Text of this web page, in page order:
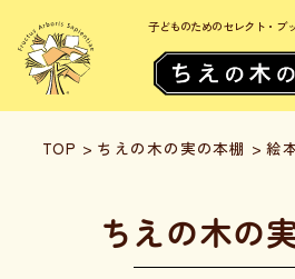
子どものためのセレクト・ブ
TOP > ちえの木の実の本棚 > 絵
ちえの木の